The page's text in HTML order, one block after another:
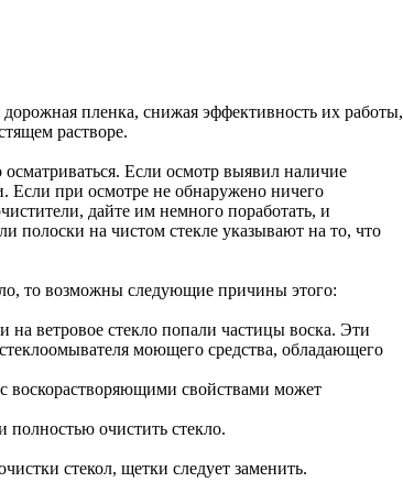
пленка, снижая эффективность их работы,
растворе.
Если осмотр выявил наличие
Если при осмотре не обнаружено ничего
дайте им немного поработать, и
полоски на чистом стекле указывают на то, что
то возможны следующие причины этого:
ветровое стекло попали частицы воска. Эти
моющего средства, обладающего
воскорастворяющими свойствами может
очистить стекло.
стекол, щетки следует заменить.